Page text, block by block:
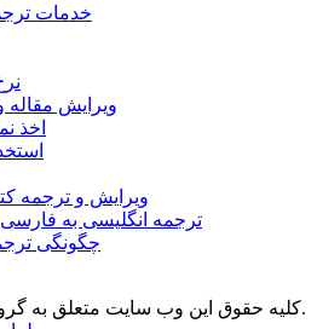
خدمات
ویرایش
اخذ
ویرایش و ترجمه
ترجمه انگلیسی به
چگونگی
کلیه حقوق این وب سایت متعلق به گروه ترجمۀ ایران مترجم است.